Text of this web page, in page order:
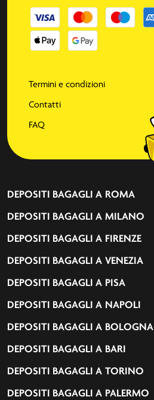
Termini e condizioni
Contatti
FAQ
DEPOSITI BAGAGLI A ROMA
DEPOSITI BAGAGLI A MILANO
DEPOSITI BAGAGLI A FIRENZE
DEPOSITI BAGAGLI A VENEZIA
DEPOSITI BAGAGLI A PISA
DEPOSITI BAGAGLI A NAPOLI
DEPOSITI BAGAGLI A BOLOGNA
DEPOSITI BAGAGLI A BARI
DEPOSITI BAGAGLI A TORINO
DEPOSITI BAGAGLI A PALERMO